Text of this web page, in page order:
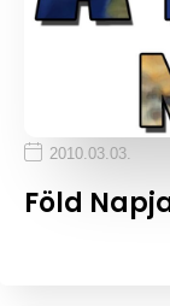
2010.03.03.
Föld